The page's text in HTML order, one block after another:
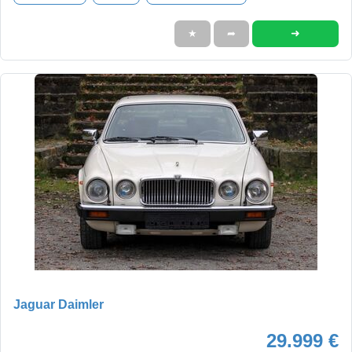
★ ➦ ➜
Jaguar Daimler
29.999 €